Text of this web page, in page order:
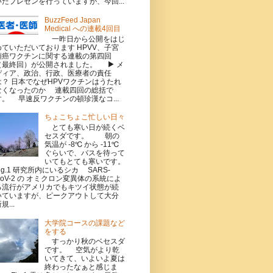
BuzzFeed Japan
Medical への連載4回目
一昨日から公開をはじ
ていただいております HPVV、子宮
癌ワクチンに関する連載の第四回
最終回）が公開されました。 ▶ メ
ィア、政治、行政、医療者の責任
？ 日本でなぜHPVワクチンはうたれ
くなったのか 連載四回の総括で
。 早速反ワクチンの頓珍漢なコ...
ちょこちょこ忙しい日々
とても寒い日が続くベ
セスダです。 朝の
気温が -8℃ から -11℃
ぐらいで、バスを待って
いてもとても寒いです。
研究所内にいるシカ SARS-
2 の オミクロン変異体の系統によ
流行がアメリカでもキツイ状態が続
ていますが、ピークアウトして大分
...
大学院コースの課題など
をする
すっかり秋のベセスダ
です。 空気がより乾
いてきて、いよいよ夏は
終わったなぁと感じま